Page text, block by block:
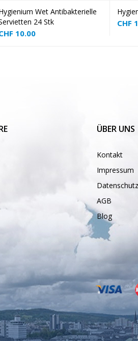
Add to cart
Wet Antibakterielle
24 Stk
10.00
CHF
ÜBER UNS
Kontakt
Impressum
Datenschutz
AGB
Blog